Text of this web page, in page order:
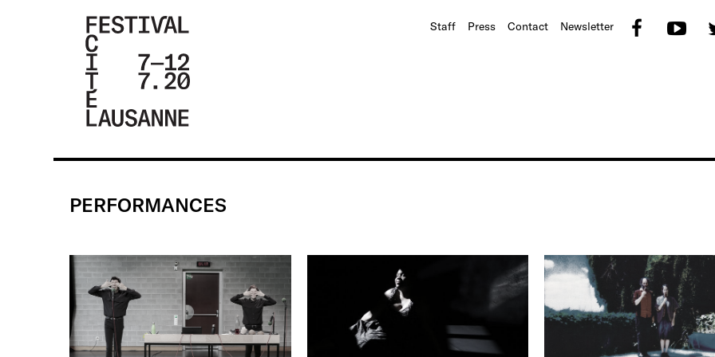
LA CITÉ DE
LAUSANNE -
DU 4 AU 9
- 46ÈME
ÉDITION
PERFORMANCES
Staff Press Contact Newsletter